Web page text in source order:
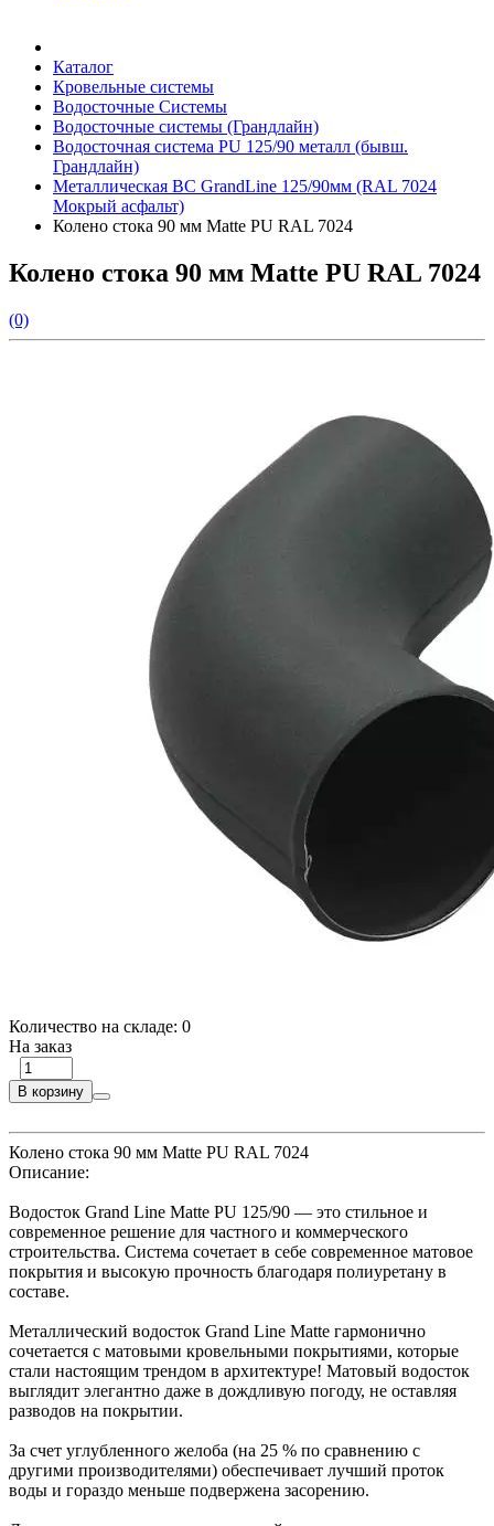
Каталог
Кровельные системы
Водосточные Системы
Водосточные системы (Грандлайн)
Водосточная система PU 125/90 металл (бывш.
Грандлайн)
Металлическая ВС GrandLine 125/90мм (RAL 7024
Мокрый асфальт)
Колено стока 90 мм Matte PU RAL 7024
Колено стока 90 мм Matte PU RAL 7024
(0)
Количество на складе: 0
На заказ
В корзину
Колено стока 90 мм Matte PU RAL 7024
Описание:
Водосток Grand Line Matte PU 125/90 — это стильное и
современное решение для частного и коммерческого
строительства. Система сочетает в себе современное матовое
покрытия и высокую прочность благодаря полиуретану в
составе.
Металлический водосток Grand Line Matte гармонично
сочетается с матовыми кровельными покрытиями, которые
стали настоящим трендом в архитектуре! Матовый водосток
выглядит элегантно даже в дождливую погоду, не оставляя
разводов на покрытии.
За счет углубленного желоба (на 25 % по сравнению с
другими производителями) обеспечивает лучший проток
воды и гораздо меньше подвержена засорению.